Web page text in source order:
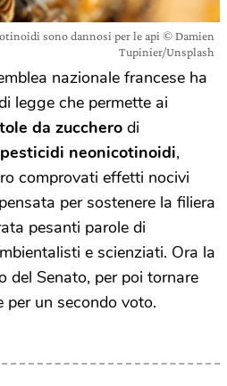
sono dannosi per le api © Damien
Tupinier/Unsplash
nazionale francese ha
legge che permette ai
da zucchero di
pesticidi neonicotinoidi,
comprovati effetti nocivi
per sostenere la filiera
pesanti parole di
e scienziati. Ora la
del Senato, per poi tornare
per un secondo voto.